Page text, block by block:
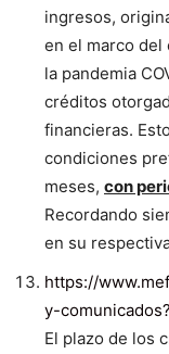
ingresos,
en el marco
la pandemia
créditos
financieras.
condiciones
meses, con
Recordando
en su
https://
y-
El plazo de los